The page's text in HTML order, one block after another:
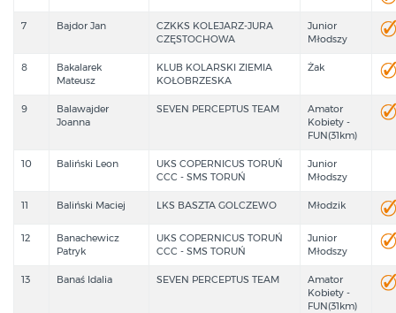
7 Bajdor Jan
CZKKS KOLEJARZ-JURA
CZĘSTOCHOWA
Junior
Młodszy
8
Bakalarek
Mateusz
KLUB KOLARSKI ZIEMIA
KOŁOBRZESKA
Żak
9
Balawajder
Joanna
SEVEN PERCEPTUS TEAM
Amator
Kobiety -
FUN(31km)
10 Baliński Leon
UKS COPERNICUS TORUŃ
CCC - SMS TORUŃ
Junior
Młodszy
11 Baliński Maciej LKS BASZTA GOLCZEWO Młodzik
12
Banachewicz
Patryk
UKS COPERNICUS TORUŃ
CCC - SMS TORUŃ
Junior
Młodszy
13 Banaś Idalia SEVEN PERCEPTUS TEAM
Amator
Kobiety -
FUN(31km)